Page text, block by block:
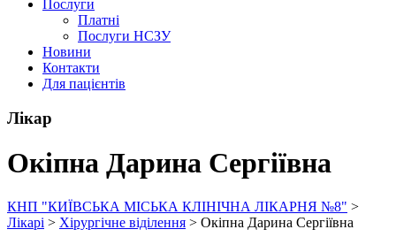
Послуги
Платні
Послуги НСЗУ
Новини
Контакти
Для пацієнтів
Лікар
Окіпна Дарина Сергіївна
КНП "КИЇВСЬКА МІСЬКА КЛІНІЧНА ЛІКАРНЯ №8" >
Лікарі > Хірургічне віділення > Окіпна Дарина Сергіївна